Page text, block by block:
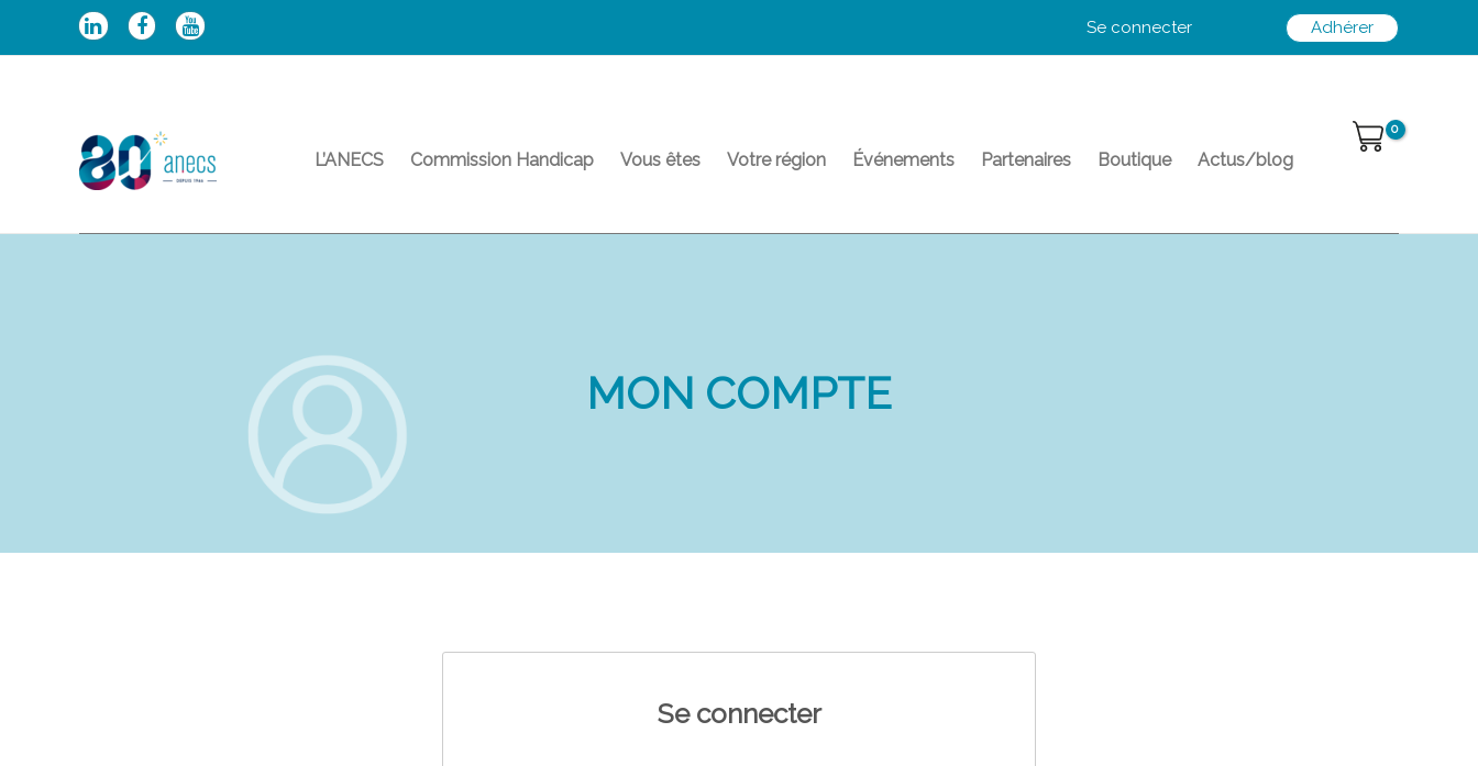
Se connecter Adhérer
L’ANECS Commission Handicap Vous êtes Votre région Événements Partenaires Boutique Actus/blog
MON COMPTE
Se connecter